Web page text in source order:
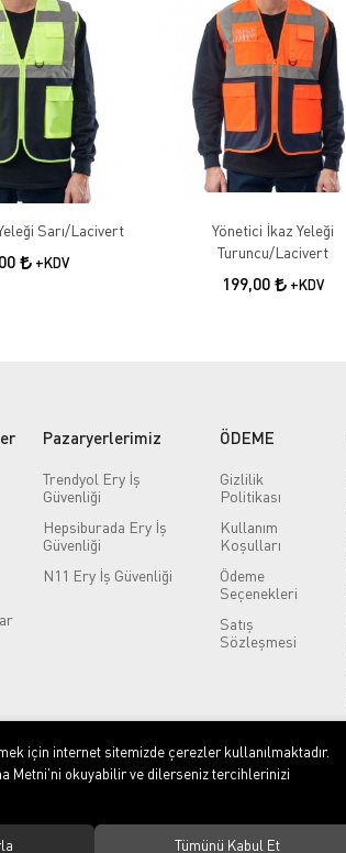
Sarı/Lacivert
+KDV
Yönetici İkaz Yeleği
Turuncu/Lacivert
199,00 +KDV
Pazaryerlerimiz
Trendyol Ery İş
Güvenliği
Hepsiburada Ery İş
Güvenliği
N11 Ery İş Güvenliği
ÖDEME
Gizlilik
Politikası
Kullanım
Koşulları
Ödeme
Seçenekleri
Satış
Sözleşmesi
için internet sitemizde çerezler kullanılmaktadır.
Metni’ni okuyabilir ve dilerseniz tercihlerinizi
Tümünü Kabul Et